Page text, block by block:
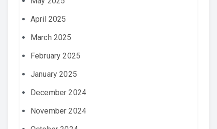
April 2025
March 2025
February 2025
January 2025
December 2024
November 2024